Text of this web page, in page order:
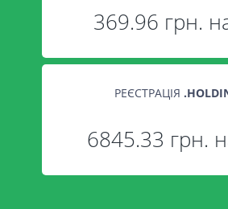
369.96 грн.
РЕЄСТРАЦІЯ .
6845.33 грн.